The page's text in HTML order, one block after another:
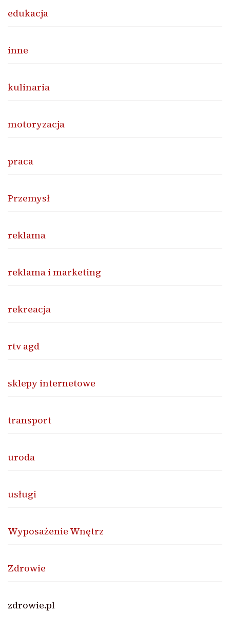
edukacja
inne
kulinaria
motoryzacja
praca
Przemysł
reklama
reklama i marketing
rekreacja
rtv agd
sklepy internetowe
transport
uroda
usługi
Wyposażenie Wnętrz
Zdrowie
zdrowie.pl